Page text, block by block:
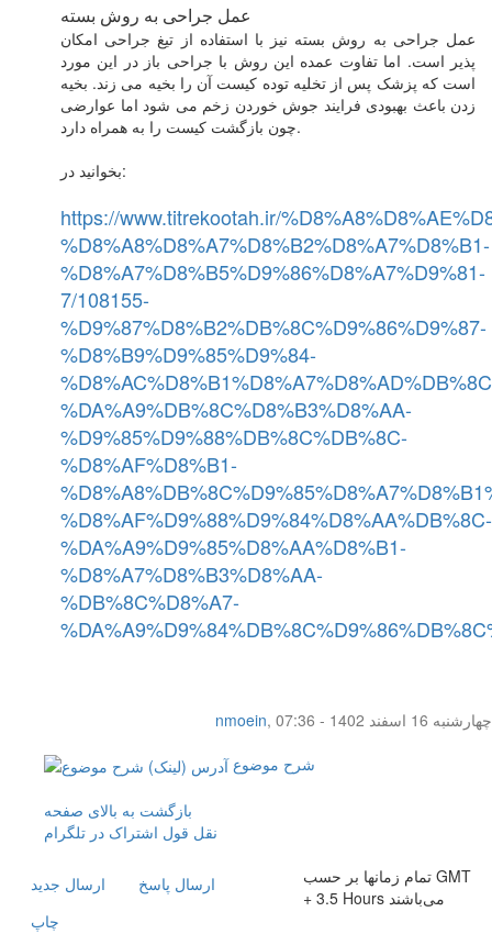
عمل جراحی به روش بسته
عمل جراحی به روش بسته نیز با استفاده از تیغ جراحی امکان
پذیر است. اما تفاوت عمده این روش با جراحی باز در این مورد
است که پزشک پس از تخلیه توده کیست آن را بخیه می زند. بخیه
زدن باعث بهبودی فرایند جوش خوردن زخم می شود اما عوارضی
چون بازگشت کیست را به همراه دارد.
بخوانید در:
https://www.titrekootah.ir/
%D8%A8%D8%A7%D8%B2%D8%A7%D8%B1-
%D8%A7%D8%B5%D9%86%D8%A7%D9%81-
7/108155-
%D9%87%D8%B2%DB%8C%D9%86%D9%87-
%D8%B9%D9%85%D9%84-
%DA%A9%DB%8C%D8%B3%D8%AA-
%D9%85%D9%88%DB%8C%DB%8C-
%D8%AF%D8%B1-
%D8%AF%D9%88%D9%84%D8%AA%DB%8C-
%DA%A9%D9%85%D8%AA%D8%B1-
%D8%A7%D8%B3%D8%AA-
%DB%8C%D8%A7-
nmoein,
چهار‌شنبه 16 اسفند 1402 - 07:36
شرح موضوع
بازگشت به بالای صفحه
نقل قول اشتراک در تلگرام
ارسال جديد
ارسال پاسخ
چاپ
تمام زمانها بر حسب GMT
+ 3.5 Hours می‌باشند